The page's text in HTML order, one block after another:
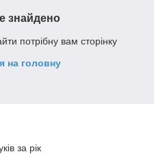
знайдено
потрібну вам сторінку
на головну
за рік